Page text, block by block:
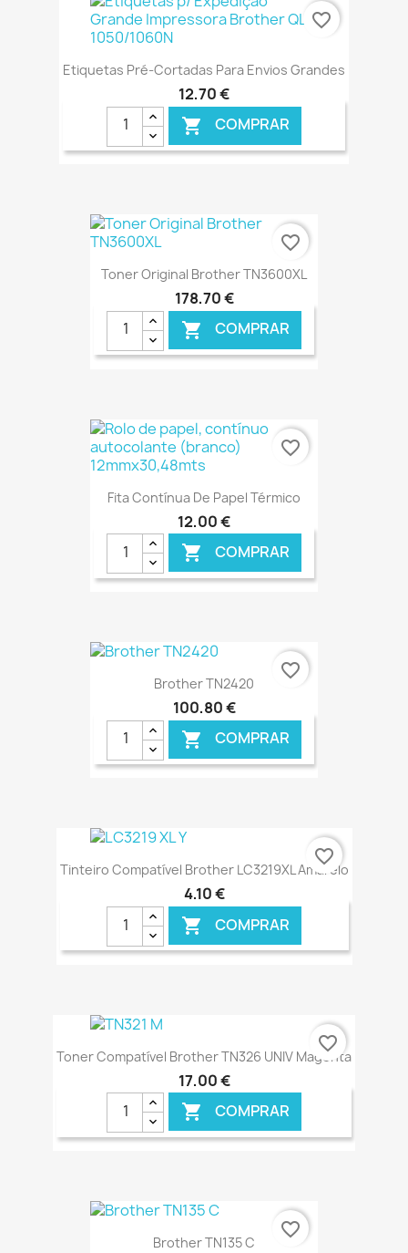
Etiquetas Pré-Cortadas Para Envios Grandes
12,70 €
 COMPRAR
favorite_border
Toner Original Brother TN3600XL
178,70 €
 COMPRAR
favorite_border
Fita Contínua De Papel Térmico
12,00 €
 COMPRAR
favorite_border
Brother TN2420
100,80 €
 COMPRAR
favorite_border
Tinteiro Compatível Brother LC3219XL Amarelo
4,10 €
 COMPRAR
€ ONLINE
favorite_border
Toner Compatível Brother TN326 UNIV Magenta
17,00 €
 COMPRAR
€ ONLINE
favorite_border
Brother TN135 C
favorite_border